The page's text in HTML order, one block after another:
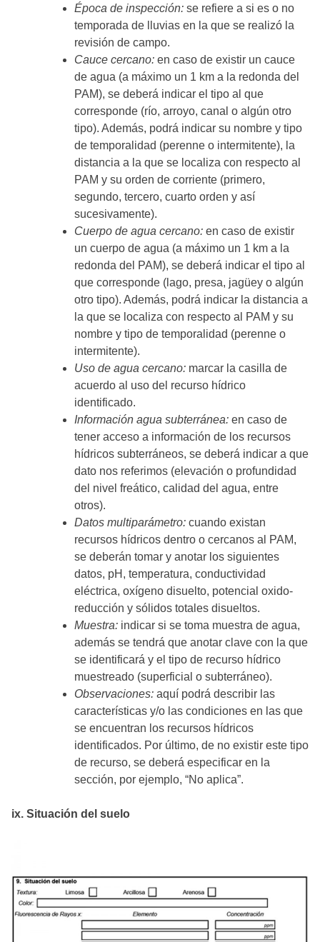
Época de inspección: se refiere a si es o no
temporada de lluvias en la que se realizó la
revisión de campo.
Cauce cercano: en caso de existir un cauce
de agua (a máximo un 1 km a la redonda del
PAM), se deberá indicar el tipo al que
corresponde (río, arroyo, canal o algún otro
tipo). Además, podrá indicar su nombre y tipo
de temporalidad (perenne o intermitente), la
distancia a la que se localiza con respecto al
PAM y su orden de corriente (primero,
segundo, tercero, cuarto orden y así
sucesivamente).
Cuerpo de agua cercano: en caso de existir
un cuerpo de agua (a máximo un 1 km a la
redonda del PAM), se deberá indicar el tipo al
que corresponde (lago, presa, jagüey o algún
otro tipo). Además, podrá indicar la distancia a
la que se localiza con respecto al PAM y su
nombre y tipo de temporalidad (perenne o
intermitente).
Uso de agua cercano: marcar la casilla de
acuerdo al uso del recurso hídrico
identificado.
Información agua subterránea: en caso de
tener acceso a información de los recursos
hídricos subterráneos, se deberá indicar a que
dato nos referimos (elevación o profundidad
del nivel freático, calidad del agua, entre
otros).
Datos multiparámetro: cuando existan
recursos hídricos dentro o cercanos al PAM,
se deberán tomar y anotar los siguientes
datos, pH, temperatura, conductividad
eléctrica, oxígeno disuelto, potencial oxido-
reducción y sólidos totales disueltos.
Muestra: indicar si se toma muestra de agua,
además se tendrá que anotar clave con la que
se identificará y el tipo de recurso hídrico
muestreado (superficial o subterráneo).
Observaciones: aquí podrá describir las
características y/o las condiciones en las que
se encuentran los recursos hídricos
identificados. Por último, de no existir este tipo
de recurso, se deberá especificar en la
sección, por ejemplo, “No aplica”.
ix. Situación del suelo